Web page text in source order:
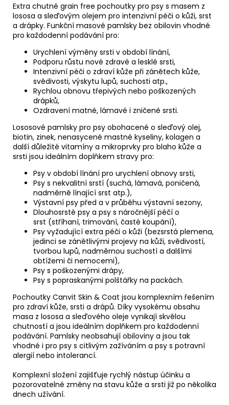
Extra chutné grain free pochoutky pro psy s masem z
lososa a sleďovým olejem pro intenzivní péči o kůži, srst
a drápky. Funkční masové pamlsky bez obilovin vhodné
pro každodenní podávání pro:
Urychlení výměny srsti v období línání,
Podporu růstu nové zdravé a lesklé srsti,
Intenzivní péči o zdraví kůže při zánětech kůže,
svědivosti, výskytu lupů, suchosti atp.,
Rychlou obnovu třepivých nebo poškozených
drápků,
Ozdravení matné, lámavé i zničené srsti.
Lososové pamlsky pro psy obohacené o sleďový olej,
biotin, zinek, nenasycené mastné kyseliny, kolagen a
další důležité vitamíny a mikroprvky pro blaho kůže a
srsti jsou ideálním doplňkem stravy pro:
Psy v období línání pro urychlení obnovy srsti,
Psy s nekvalitní srstí (suchá, lámavá, poničená,
nadměrně línající srst atp.),
Výstavní psy před a v průběhu výstavní sezony,
Dlouhosrsté psy a psy s náročnější péčí o
srst (stříhaní, trimování, časté koupání),
Psy vyžadující extra péči o kůži (bezsrstá plemena,
jedinci se zánětlivými projevy na kůži, svědivostí,
tvorbou lupů, nadměrnou suchostí a dalšími
obtížemi či nemocemi),
Psy s poškozenými drápy,
Psy s popraskanými polštářky na packách.
Pochoutky Canvit Skin & Coat jsou komplexním řešením
pro zdraví kůže, srsti a drápů. Díky vysokému obsahu
masa z lososa a sleďového oleje vynikají skvělou
chutností a jsou ideálním doplňkem pro každodenní
podávání. Pamlsky neobsahují obiloviny a jsou tak
vhodné i pro psy s citlivým zažíváním a psy s potravní
alergií nebo intolerancí.
Komplexní složení zajišťuje rychlý nástup účinku a
pozorovatelné změny na stavu kůže a srsti již po několika
dnech užívání.